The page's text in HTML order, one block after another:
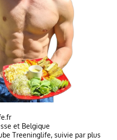
et Belgique
Treeninglife, suivie par plus